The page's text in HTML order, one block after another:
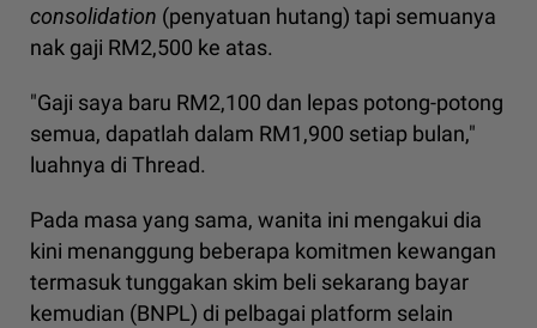
consolidation (penyatuan hutang) tapi semuanya
nak gaji RM2,500 ke atas.
"Gaji saya baru RM2,100 dan lepas potong-potong
semua, dapatlah dalam RM1,900 setiap bulan,"
luahnya di Thread.
Pada masa yang sama, wanita ini mengakui dia
kini menanggung beberapa komitmen kewangan
termasuk tunggakan skim beli sekarang bayar
kemudian (BNPL) di pelbagai platform selain